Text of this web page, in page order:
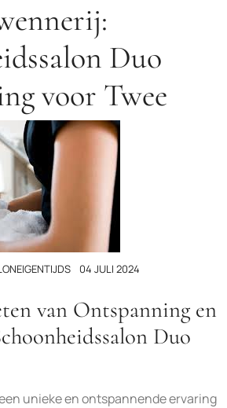
Duo
voor Twee
04 JULI 2024
van Ontspanning en
Duo
unieke en ontspannende ervaring